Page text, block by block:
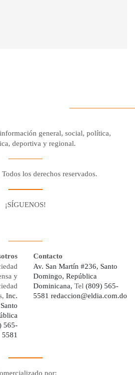
general, social, política,
deportiva y regional.
los derechos reservados.
¡SÍGUENOS!
y
Inc.
565-
5581
Contacto
Av. San Martín #236, Santo
Domingo, República
Dominicana, Tel (809) 565-
5581 redaccion@eldia.com.do
por: